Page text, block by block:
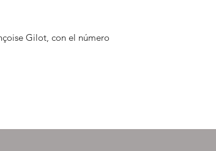
Gilot, con el número